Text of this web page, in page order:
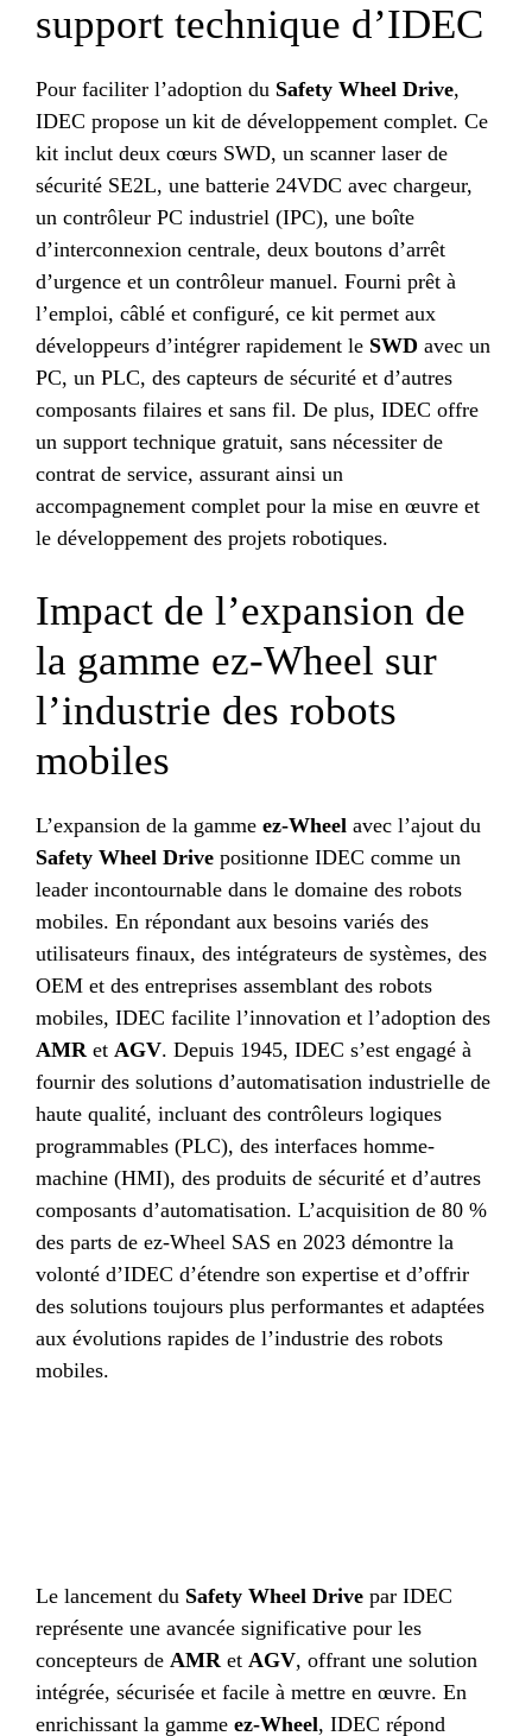
support technique d’IDEC
Pour faciliter l’adoption du Safety Wheel Drive,
IDEC propose un kit de développement complet. Ce
kit inclut deux cœurs SWD, un scanner laser de
sécurité SE2L, une batterie 24VDC avec chargeur,
un contrôleur PC industriel (IPC), une boîte
d’interconnexion centrale, deux boutons d’arrêt
d’urgence et un contrôleur manuel. Fourni prêt à
l’emploi, câblé et configuré, ce kit permet aux
développeurs d’intégrer rapidement le SWD avec un
PC, un PLC, des capteurs de sécurité et d’autres
composants filaires et sans fil. De plus, IDEC offre
un support technique gratuit, sans nécessiter de
contrat de service, assurant ainsi un
accompagnement complet pour la mise en œuvre et
le développement des projets robotiques.
Impact de l’expansion de
la gamme ez-Wheel sur
l’industrie des robots
mobiles
L’expansion de la gamme ez-Wheel avec l’ajout du
Safety Wheel Drive positionne IDEC comme un
leader incontournable dans le domaine des robots
mobiles. En répondant aux besoins variés des
utilisateurs finaux, des intégrateurs de systèmes, des
OEM et des entreprises assemblant des robots
mobiles, IDEC facilite l’innovation et l’adoption des
AMRet AGV. Depuis 1945, IDEC s’est engagé à
fournir des solutions d’automatisation industrielle de
haute qualité, incluant des contrôleurs logiques
programmables (PLC), des interfaces homme-
machine (HMI), des produits de sécurité et d’autres
composants d’automatisation. L’acquisition de 80 %
des parts de ez-Wheel SAS en 2023 démontre la
volonté d’IDEC d’étendre son expertise et d’offrir
des solutions toujours plus performantes et adaptées
aux évolutions rapides de l’industrie des robots
mobiles.
Le lancement du Safety Wheel Drive par IDEC
représente une avancée significative pour les
concepteurs de AMR et AGV, offrant une solution
intégrée, sécurisée et facile à mettre en œuvre. En
enrichissant la gamme ez-Wheel, IDEC répond